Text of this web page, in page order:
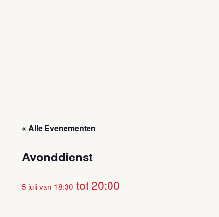
« Alle Evenementen
Avonddienst
5 juli van 18:30 tot20:00